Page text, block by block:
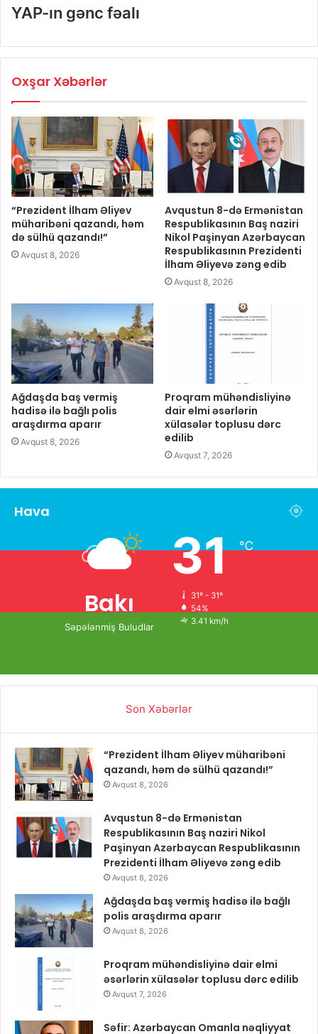
YAP-ın gənc fəalı
Oxşar Xəbərlər
“Prezident İlham Əliyev
müharibəni qazandı, həm
də sülhü qazandı!”
Avqust 8, 2026
Avqustun 8-də Ermənistan
Respublikasının Baş naziri
Nikol Paşinyan Azərbaycan
Respublikasının Prezidenti
İlham Əliyevə zəng edib
Avqust 8, 2026
Ağdaşda baş vermiş
hadisə ilə bağlı polis
araşdırma aparır
Avqust 8, 2026
Proqram mühəndisliyinə
dair elmi əsərlərin
xülasələr toplusu dərc
edilib
Avqust 7, 2026
Hava
Bakı
Səpələnmiş Buludlar
31℃
31º - 31º
54%
3.41 km/h
Son Xəbərlər
“Prezident İlham Əliyev müharibəni
qazandı, həm də sülhü qazandı!”
Avqust 8, 2026
Avqustun 8-də Ermənistan
Respublikasının Baş naziri Nikol
Paşinyan Azərbaycan Respublikasının
Prezidenti İlham Əliyevə zəng edib
Avqust 8, 2026
Ağdaşda baş vermiş hadisə ilə bağlı
polis araşdırma aparır
Avqust 8, 2026
Proqram mühəndisliyinə dair elmi
əsərlərin xülasələr toplusu dərc edilib
Avqust 7, 2026
Səfir: Azərbaycan Omanla nəqliyyat